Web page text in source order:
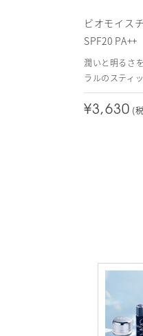
ビオモイス
SPF20 PA++
潤いと明るさ
ラルのスティ
¥3,630 (